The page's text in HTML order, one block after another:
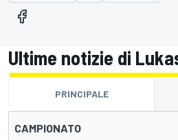
Ultime notizie di
PRINCIPALE
CAMPIONATO